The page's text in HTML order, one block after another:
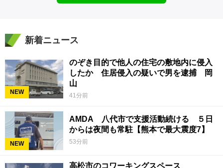
新着ニュース
NEW
のぞき目的で他人の住宅の敷地内に侵入
したか 住居侵入の疑いで男を逮捕 岡
山
41分前
NEW
AMDA 八代市で支援活動続ける ５日
からは夜間も常駐【熊本で最大震度7】
53分前
高松市のコワーキングスペース